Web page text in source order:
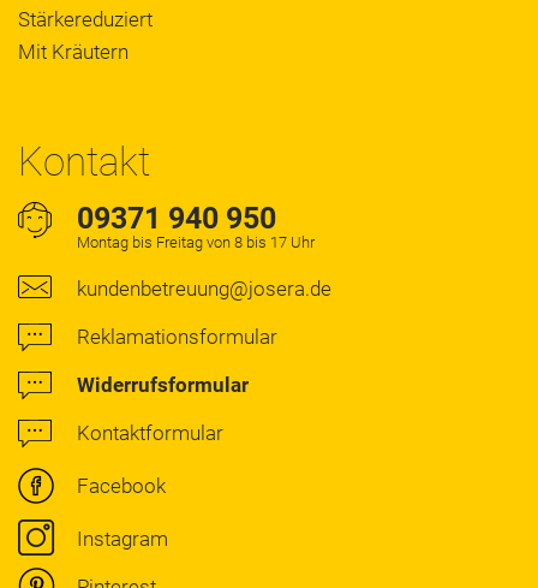
Stärkereduziert
Mit Kräutern
Kontakt
09371 940 950
Montag bis Freitag von 8 bis 17 Uhr
kundenbetreuung@josera.de
Reklamationsformular
Widerrufsformular
Kontaktformular
Facebook
Instagram